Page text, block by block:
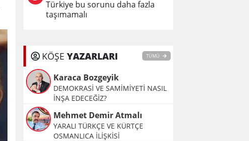
Türkiye bu sorunu daha fazla
taşımamalı
KÖŞE YAZARLARI TÜMÜ
Karaca Bozgeyik
DEMOKRASİ VE SAMİMİYETİ NASIL
İNŞA EDECEĞİZ?
Mehmet Demir Atmalı
YARALI TÜRKÇE VE KÜRTÇE
OSMANLICA İLİŞKİSİ